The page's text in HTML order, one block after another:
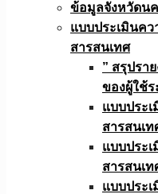
ข้อมูลจังหวัดน
แบบประเมินค
สารสนเทศ
” สรุปรา
ของผู้ใช้
แบบประ
สารสนเท
แบบประ
สารสนเท
แบบประ